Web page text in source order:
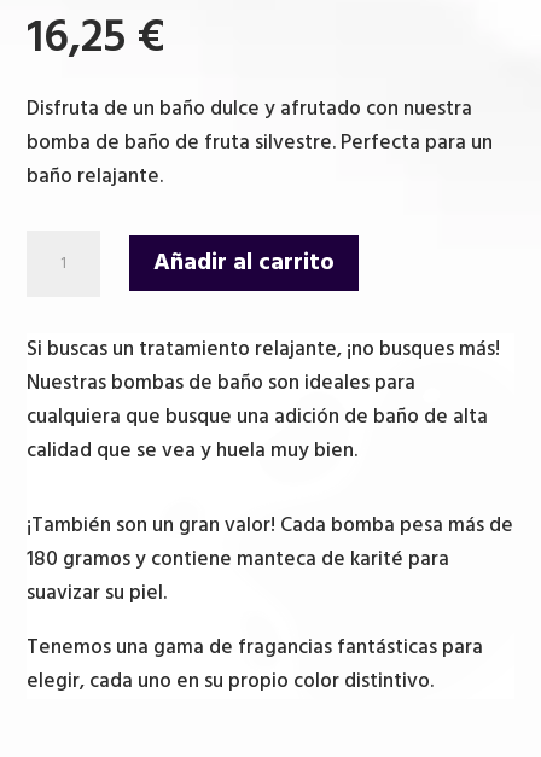
16,25€
Disfruta de un baño dulce y afrutado con nuestra
bomba de baño de fruta silvestre. Perfecta para un
baño relajante.
Fruta
Silvestre
cantidad
Añadir al carrito
Si buscas un tratamiento relajante, ¡no busques más!
Nuestras bombas de baño son ideales para
cualquiera que busque una adición de baño de alta
calidad que se vea y huela muy bien.
¡También son un gran valor! Cada bomba pesa más de
180 gramos y contiene manteca de karité para
suavizar su piel.
Tenemos una gama de fragancias fantásticas para
elegir, cada uno en su propio color distintivo.